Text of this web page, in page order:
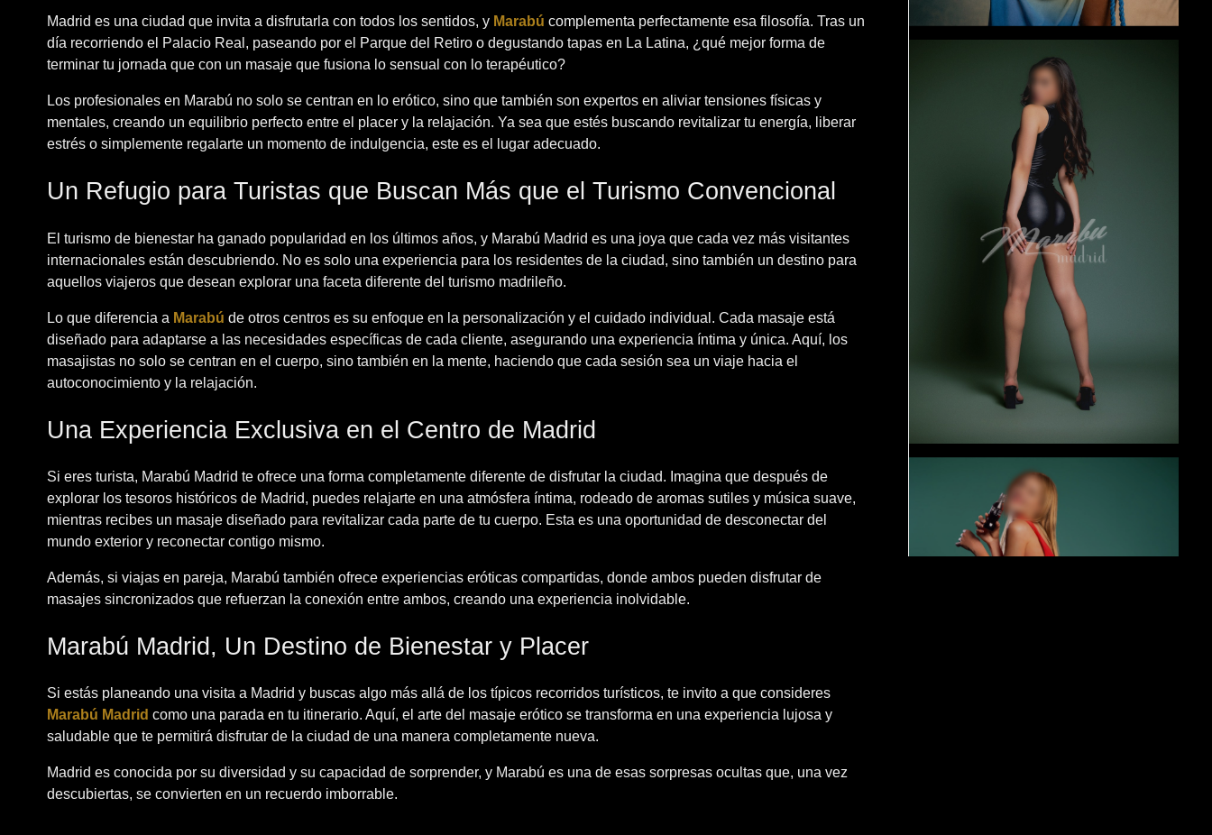
Madrid es una ciudad que invita a disfrutarla con todos los sentidos, y Marabú complementa perfectamente esa filosofía. Tras un
día recorriendo el Palacio Real, paseando por el Parque del Retiro o degustando tapas en La Latina, ¿qué mejor forma de
terminar tu jornada que con un masaje que fusiona lo sensual con lo terapéutico?
Los profesionales en Marabú no solo se centran en lo erótico, sino que también son expertos en aliviar tensiones físicas y
mentales, creando un equilibrio perfecto entre el placer y la relajación. Ya sea que estés buscando revitalizar tu energía, liberar
estrés o simplemente regalarte un momento de indulgencia, este es el lugar adecuado.
Un Refugio para Turistas que Buscan Más que el Turismo Convencional
El turismo de bienestar ha ganado popularidad en los últimos años, y Marabú Madrid es una joya que cada vez más visitantes
internacionales están descubriendo. No es solo una experiencia para los residentes de la ciudad, sino también un destino para
aquellos viajeros que desean explorar una faceta diferente del turismo madrileño.
Lo que diferencia a Marabú de otros centros es su enfoque en la personalización y el cuidado individual. Cada masaje está
diseñado para adaptarse a las necesidades específicas de cada cliente, asegurando una experiencia íntima y única. Aquí, los
masajistas no solo se centran en el cuerpo, sino también en la mente, haciendo que cada sesión sea un viaje hacia el
autoconocimiento y la relajación.
Una Experiencia Exclusiva en el Centro de Madrid
Si eres turista, Marabú Madrid te ofrece una forma completamente diferente de disfrutar la ciudad. Imagina que después de
explorar los tesoros históricos de Madrid, puedes relajarte en una atmósfera íntima, rodeado de aromas sutiles y música suave,
mientras recibes un masaje diseñado para revitalizar cada parte de tu cuerpo. Esta es una oportunidad de desconectar del
mundo exterior y reconectar contigo mismo.
Además, si viajas en pareja, Marabú también ofrece experiencias eróticas compartidas, donde ambos pueden disfrutar de
masajes sincronizados que refuerzan la conexión entre ambos, creando una experiencia inolvidable.
Marabú Madrid, Un Destino de Bienestar y Placer
Si estás planeando una visita a Madrid y buscas algo más allá de los típicos recorridos turísticos, te invito a que consideres
Marabú Madrid como una parada en tu itinerario. Aquí, el arte del masaje erótico se transforma en una experiencia lujosa y
saludable que te permitirá disfrutar de la ciudad de una manera completamente nueva.
Madrid es conocida por su diversidad y su capacidad de sorprender, y Marabú es una de esas sorpresas ocultas que, una vez
descubiertas, se convierten en un recuerdo imborrable.